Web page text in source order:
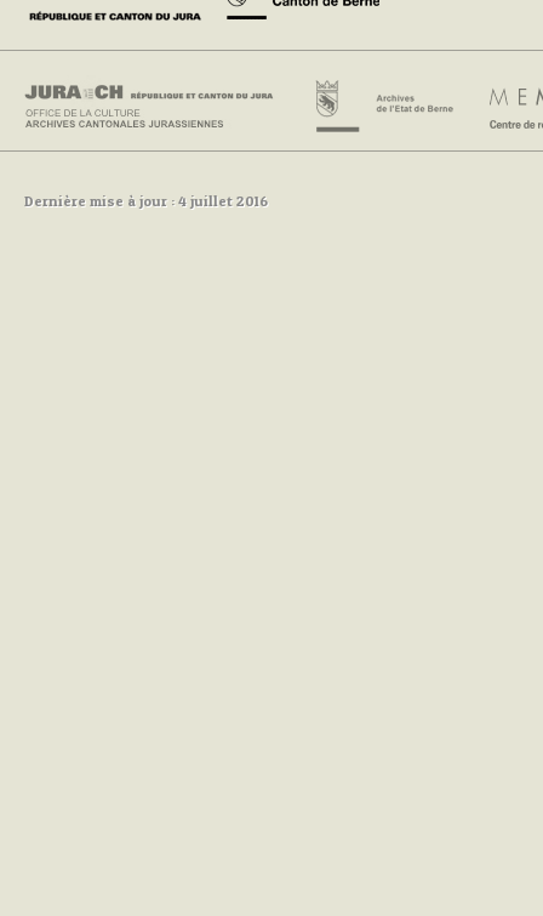
Dernière mise à jour : 4 juillet 2016